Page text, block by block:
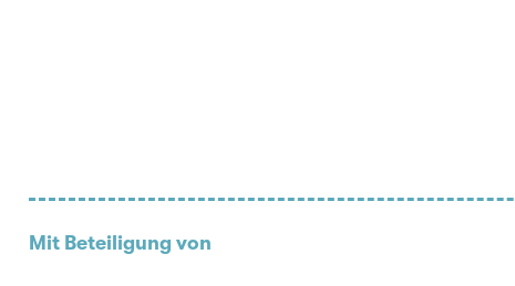
Mit Beteiligung von